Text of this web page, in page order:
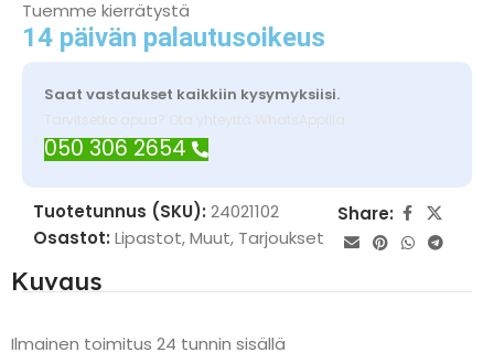
Tuemme kierrätystä
14 päivän palautusoikeus
Saat vastaukset kaikkiin kysymyksiisi.
Tarvitsetko apua? Ota yhteyttä WhatsAppilla
050 306 2654
Tuotetunnus (SKU): 24021102
Osastot: Lipastot,Muut, Tarjoukset
Share:
Kuvaus
Ilmainen toimitus 24 tunnin sisällä